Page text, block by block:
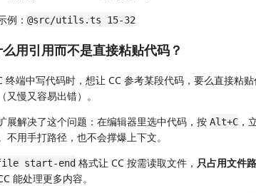
例： @src/utils.ts 15-32
用引用而不是直接粘贴代码？
终端中写代码时，想让 CC 参考某段代码，要么直接粘
又慢又容易出错）。
展解决了这个问题：在编辑器里选中代码，按 Alt+C ，
不用手打路径，也不会撑爆上下文。
start-end 格式让 CC 按需读取文件， 只占用文件
能处理更多内容。